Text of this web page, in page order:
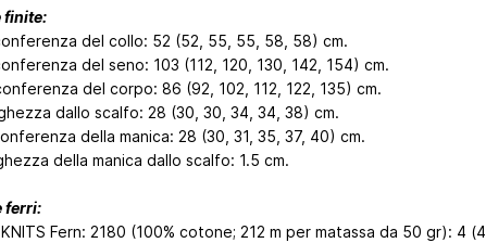
finite:
del collo: 52 (52, 55, 55, 58, 58) cm.
del seno: 103 (112, 120, 130, 142, 154) cm.
del corpo: 86 (92, 102, 112, 122, 135) cm.
dallo scalfo: 28 (30, 30, 34, 34, 38) cm.
della manica: 28 (30, 31, 35, 37, 40) cm.
della manica dallo scalfo: 1.5 cm.
ferri:
KNITS Fern: 2180 (100% cotone; 212 m per matassa da 50 gr): 4 (4,